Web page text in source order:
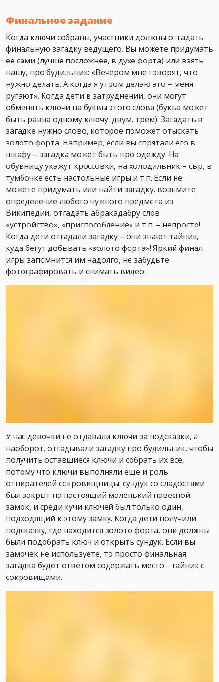
Финальное задание
Когда ключи собраны, участники должны отгадать
финальную загадку ведущего. Вы можете придумать
ее сами (лучше посложнее, в духе форта) или взять
нашу, про будильник: «Вечером мне говорят, что
нужно делать. А когда я утром делаю это – меня
ругают». Когда дети в затруднении, они могут
обменять ключи на буквы этого слова (буква может
быть равна одному ключу, двум, трем). Загадать в
загадке нужно слово, которое поможет отыскать
золото форта. Например, если вы спрятали его в
шкафу – загадка может быть про одежду. На
обувницу укажут кроссовки, на холодильник – сыр, в
тумбочке есть настольные игры и т.п. Если не
можете придумать или найти загадку, возьмите
определение любого нужного предмета из
Википедии, отгадать абракадабру слов
«устройство», «приспособление» и т.п. – непросто!
Когда дети отгадали загадку – они знают тайник,
куда бегут добывать «золото форта»! Яркий финал
игры запомнится им надолго, не забудьте
фотографировать и снимать видео.
У нас девочки не отдавали ключи за подсказки, а
наоборот, отгадывали загадку про будильник, чтобы
получить оставшиеся ключи и собрать их все,
потому что ключи выполняли еще и роль
отпирателей сокровищницы: сундук со сладостями
был закрыт на настоящий маленький навесной
замок, и среди кучи ключей был только один,
подходящий к этому замку. Когда дети получили
подсказку, где находится золото форта, они должны
были подобрать ключ и открыть сундук. Если вы
замочек не используете, то просто финальная
загадка будет ответом содержать место - тайник с
сокровищами.